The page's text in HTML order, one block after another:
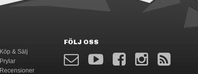
Köp & Sälj
Prylar
Recensioner
FÖLJ OSS